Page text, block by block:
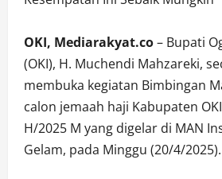
OKI, Mediarakyat.co– Bupati
(OKI), H. Muchendi Mahzareki,
membuka kegiatan Bimbingan
calon jemaah haji Kabupaten
H/2025 M yang digelar di MAN
Gelam, pada Minggu (20/4/2025).